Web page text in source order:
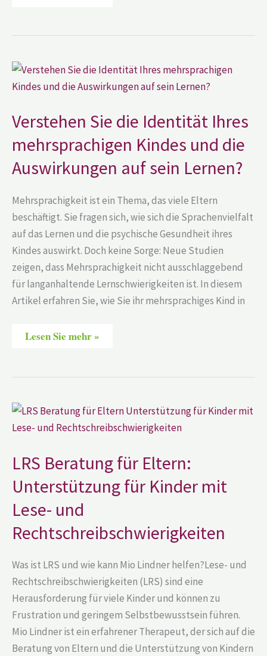
Verstehen Sie die Identität Ihres
mehrsprachigen Kindes und die
Auswirkungen auf sein Lernen?
Mehrsprachigkeit ist ein Thema, das viele Eltern
beschäftigt. Sie fragen sich, wie sich die Sprachenvielfalt
auf das Lernen und die psychische Gesundheit ihres
Kindes auswirkt. Doch keine Sorge: Neue Studien
zeigen, dass Mehrsprachigkeit nicht ausschlaggebend
für langanhaltende Lernschwierigkeiten ist. In diesem
Artikel erfahren Sie, wie Sie ihr mehrsprachiges Kind in
Verstehen
Sie
die
mehrsprachigen
Kindes
und
die
Auswirkungen
auf
sein
Lesen Sie mehr »
LRS Beratung für Eltern:
Unterstützung für Kinder mit
Lese- und
Rechtschreibschwierigkeiten
Was ist LRS und wie kann Mio Lindner helfen?Lese- und
Rechtschreibschwierigkeiten (LRS) sind eine
Herausforderung für viele Kinder und können zu
Frustration und geringem Selbstbewusstsein führen.
Mio Lindner ist ein erfahrener Therapeut, der sich auf die
Beratung von Eltern und die Unterstützung von Kindern
LRS
Beratung
für
für
Kinder
mit
Lese-
Rechtschreibschwierigkeiten